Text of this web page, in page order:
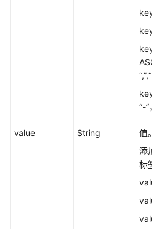
域
“-”
value String
值。
添
标